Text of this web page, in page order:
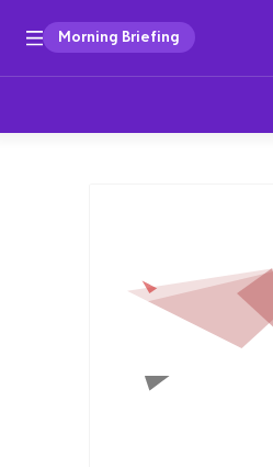
Morning Briefing